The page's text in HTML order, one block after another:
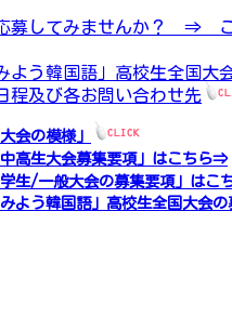
募してみませんか？ ⇒ こ
よう韓国語」高校生全国大
程及び各お問い合わせ先
会の模様」
中高生大会募集要項」はこちら⇒
学生/一般大会の募集要項」はこ
みよう韓国語」高校生全国大会